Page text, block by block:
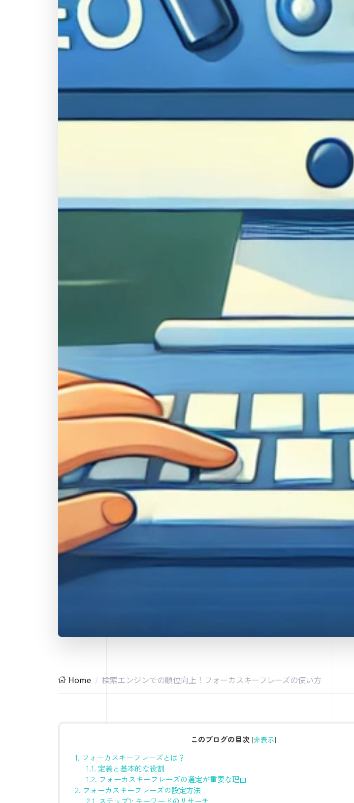
Home 検索エンジンでの順位向上！フォーカスキーフレーズの使い方
このブログの目次 [非表示]
1. フォーカスキーフレーズとは？
1.1. 定義と基本的な役割
1.2. フォーカスキーフレーズの選定が重要な理由
2. フォーカスキーフレーズの設定方法
2.1. ステップ1: キーワードのリサーチ